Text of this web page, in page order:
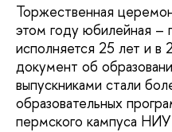
Торжественная
этом году юбилейная –
исполняется 25 лет и в
документ об
выпускниками стали
образовательных
пермского кампуса